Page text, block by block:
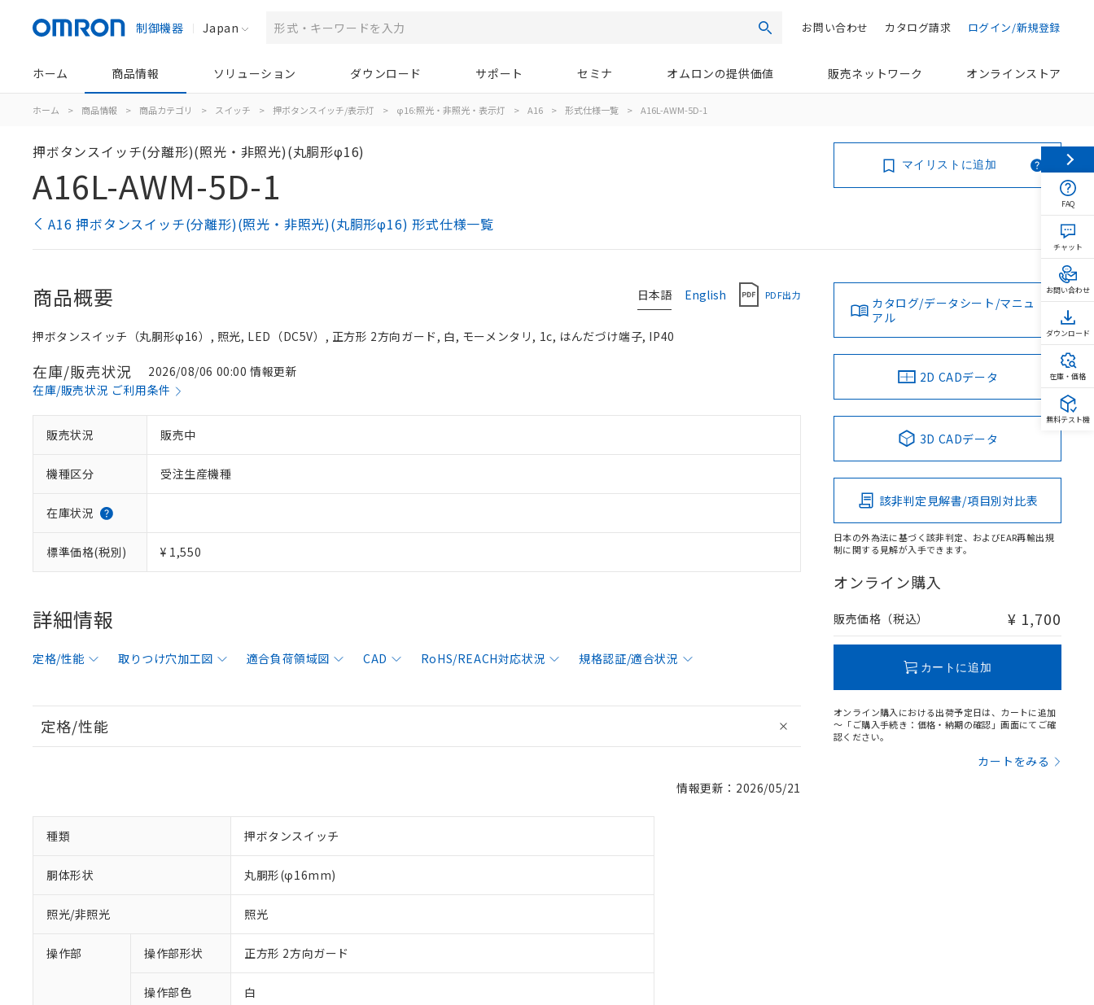
制御機器 Japan 検索 ログイン/新規登録
カタログ請求
お問い合わせ
ホーム 商品情報 ソリューション ダウンロード サポート セミナ オムロンの提供価値 販売ネットワーク オンラインストア
ホーム > 商品情報 > 商品カテゴリ > スイッチ > 押ボタンスイッチ/表示灯 > φ16:照光・非照光・表示灯 > A16 > 形式仕様一覧 > A16L-AWM-5D-1
押ボタンスイッチ(分離形)(照光・非照光)(丸胴形φ16)
A16L-AWM-5D-1
A16 押ボタンスイッチ(分離形)(照光・非照光)(丸胴形φ16) 形式仕様一覧
マイリストに追加
日本語 English PDF出力
商品概要
押ボタンスイッチ（丸胴形φ16）, 照光, LED（DC5V）, 正方形 2方向ガード, 白, モーメンタリ, 1c, はんだづけ端子, IP40
在庫/販売状況
2026/08/06 00:00 情報更新
在庫/販売状況 ご利用条件
販売状況 販売中
機種区分 受注生産機種
在庫状況
標準価格(税別) ¥ 1,550
詳細情報
定格/性能 取りつけ穴加工図 適合負荷領域図 CAD RoHS/REACH対応状況 規格認証/適合状況
定格/性能
情報更新：2026/05/21
種類 押ボタンスイッチ
胴体形状 丸胴形(φ16mm)
照光/非照光 照光
操作部 操作部形状 正方形 2方向ガード
操作部色 白
カタログ/データシート/マニュ
アル
2D CADデータ
3D CADデータ
該非判定見解書/項目別対比表
日本の外為法に基づく該非判定、およびEAR再輸出規
制に関する見解が入手できます。
オンライン購入
販売価格（税込） ¥ 1,700
カートに追加
オンライン購入における出荷予定日は、カートに追加
～「ご購入手続き：価格・納期の確認」画面にてご確
認ください。
カートをみる
FAQ
チャット
お問い合わせ
ダウンロード
在庫・価格
無料テスト機